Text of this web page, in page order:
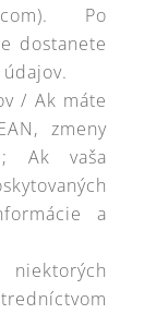
Po
dostanete
/ Ak máte
zmeny
Ak vaša
a